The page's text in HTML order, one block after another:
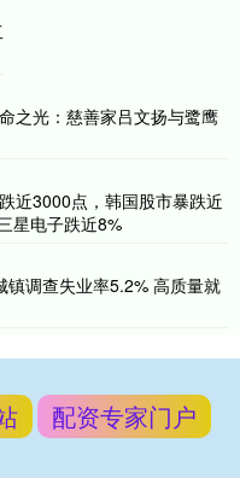
之光：慈善家吕文扬与鹭鹰
近3000点，韩国股市暴跌近
星电子跌近8%
镇调查失业率5.2% 高质量就
配资专家门户